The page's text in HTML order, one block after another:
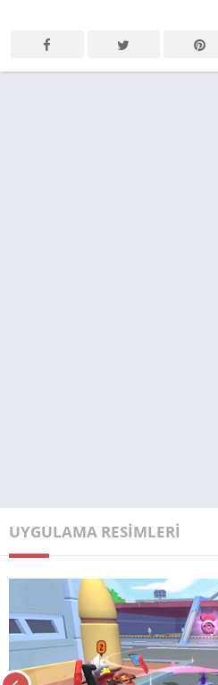
UYGULAMA RESIMLERI